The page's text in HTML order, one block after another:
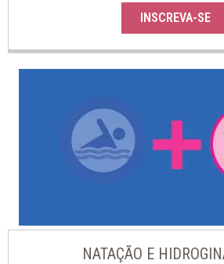
INSCREVA-SE
NATAÇÃO E